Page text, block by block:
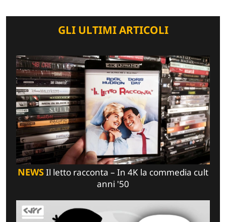
GLI ULTIMI ARTICOLI
NEWSIl letto racconta – In 4K la commedia cult
anni '50